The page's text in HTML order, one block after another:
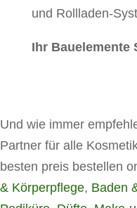
und Rollladen-
Ihr Bauelemente
Und wie immer
Partner für alle
besten preis bestellen
& Körperpflege, Baden